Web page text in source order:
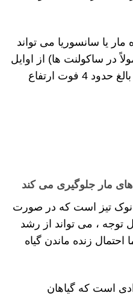
یا سانسوریا می تواند
در ساکولنت ها) از اوایل
بهار تا اواخر تابستان با ارتفاع بالغ حدود 4 فوت ارتفاع
مار جلوگیری می کند
نوک تیز است که در صورت
، می تواند از رشد
احتمال زنده ماندن گیاه
است که گیاهان